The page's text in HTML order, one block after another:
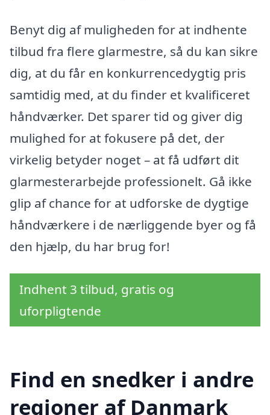
Benyt dig af muligheden for at indhente
tilbud fra flere glarmestre, så du kan sikre
dig, at du får en konkurrencedygtig pris
samtidig med, at du finder et kvalificeret
håndværker. Det sparer tid og giver dig
mulighed for at fokusere på det, der
virkelig betyder noget – at få udført dit
glarmesterarbejde professionelt. Gå ikke
glip af chance for at udforske de dygtige
håndværkere i de nærliggende byer og få
den hjælp, du har brug for!
Indhent 3 tilbud, gratis og
uforpligtende
Find en snedker i andre
regioner af Danmark